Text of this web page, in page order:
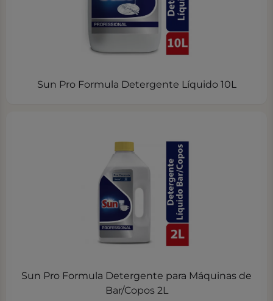
Sun Pro Formula Detergente Líquido 10L
Sun Pro Formula Detergente para Máquinas de
Bar/Copos 2L